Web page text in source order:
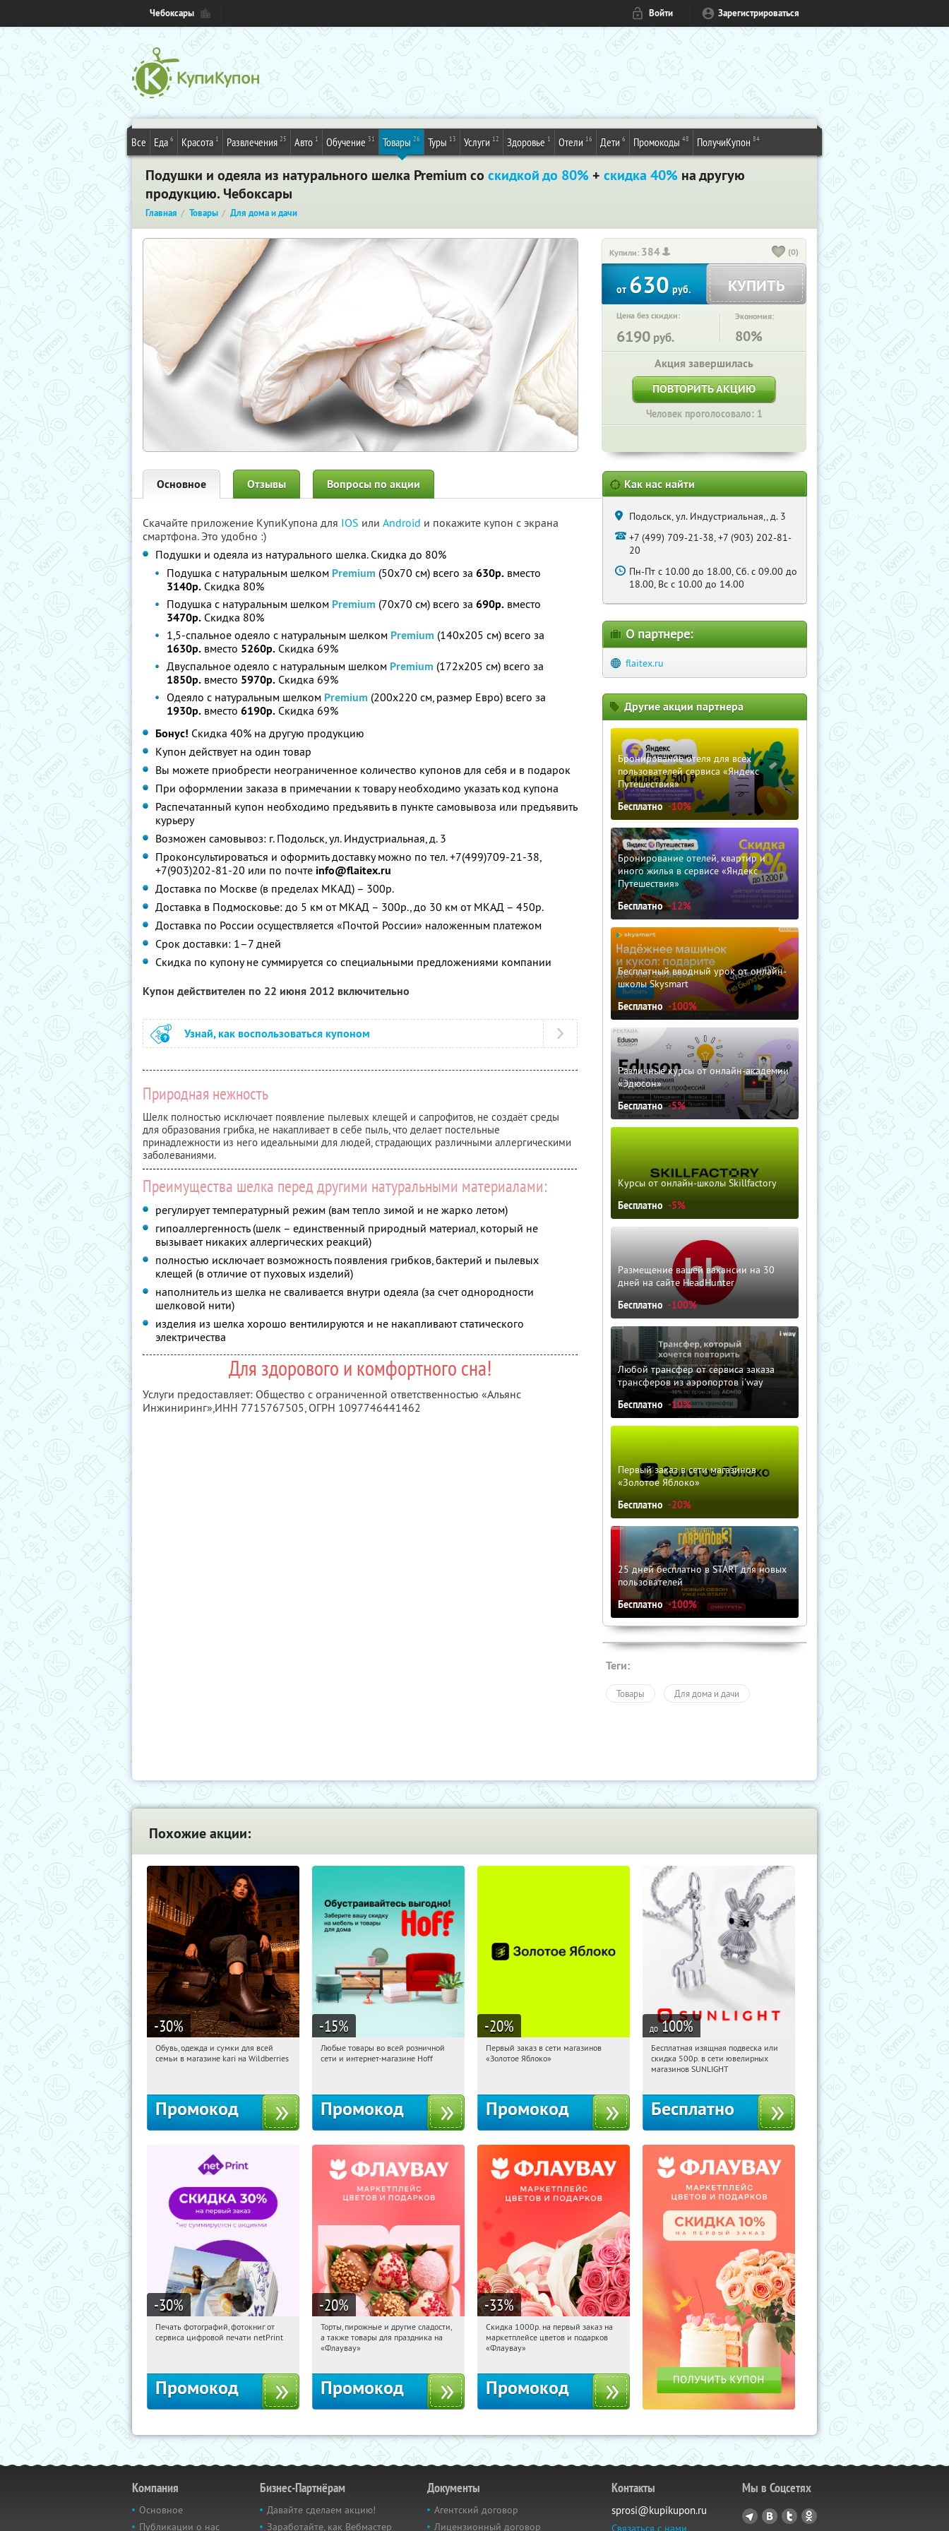
Чебоксары Войти Зарегистрироваться
Все Еда 6 Красота 1 Развлечения 25 Авто 1 Обучение 31 Товары 26 Туры 13 Услуги 12 Здоровье 1 Отели 16 Дети 6 Промокоды 48 ПолучиКупон 84
Подушки и одеяла из натурального шелка Premium со скидкой до 80%+ скидка 40% на другую
продукцию. Чебоксары
Главная Товары Для дома и дачи
Купили: 384 (0)
от630руб. КУПИТЬ
Цена без скидки:
6190 руб.
Экономия:
80%
Акция завершилась
ПОВТОРИТЬ АКЦИЮ
Человек проголосовало: 1
Основное Отзывы Вопросы по акции
Скачайте приложение КупиКупона для IOS или Android и покажите купон с экрана
смартфона. Это удобно :)
Подушки и одеяла из натурального шелка. Скидка до 80%
Подушка с натуральным шелком Premium (50х70 см) всего за 630р. вместо
3140р. Скидка 80%
Подушка с натуральным шелком Premium (70х70 см) всего за 690р. вместо
3470р. Скидка 80%
1,5-спальное одеяло с натуральным шелком Premium (140х205 см) всего за
1630р. вместо 5260р. Скидка 69%
Двуспальное одеяло с натуральным шелком Premium (172х205 см) всего за
1850р. вместо 5970р. Скидка 69%
Одеяло с натуральным шелком Premium (200х220 см, размер Евро) всего за
1930р. вместо 6190р. Скидка 69%
Бонус! Скидка 40% на другую продукцию
Купон действует на один товар
Вы можете приобрести неограниченное количество купонов для себя и в подарок
При оформлении заказа в примечании к товару необходимо указать код купона
Распечатанный купон необходимо предъявить в пункте самовывоза или предъявить
курьеру
Возможен самовывоз: г. Подольск, ул. Индустриальная, д. 3
Проконсультироваться и оформить доставку можно по тел. +7(499)709-21-38,
+7(903)202-81-20 или по почте info@flaitex.ru
Доставка по Москве (в пределах МКАД) – 300р.
Доставка в Подмосковье: до 5 км от МКАД – 300р., до 30 км от МКАД – 450р.
Доставка по России осуществляется «Почтой России» наложенным платежом
Срок доставки: 1–7 дней
Скидка по купону не суммируется со специальными предложениями компании
Купон действителен по 22 июня 2012 включительно
Узнай, как воспользоваться купоном
Природная нежность
Шелк полностью исключает появление пылевых клещей и сапрофитов, не создаёт среды
для образования грибка, не накапливает в себе пыль, что делает постельные
принадлежности из него идеальными для людей, страдающих различными аллергическими
заболеваниями.
Преимущества шелка перед другими натуральными материалами:
регулирует температурный режим (вам тепло зимой и не жарко летом)
гипоаллергенность (шелк – единственный природный материал, который не
вызывает никаких аллергических реакций)
полностью исключает возможность появления грибков, бактерий и пылевых
клещей (в отличие от пуховых изделий)
наполнитель из шелка не сваливается внутри одеяла (за счет однородности
шелковой нити)
изделия из шелка хорошо вентилируются и не накапливают статического
электричества
Для здорового и комфортного сна!
Услуги предоставляет: Общество с ограниченной ответственностью «Альянс
Инжиниринг»,ИНН 7715767505, ОГРН 1097746441462
Как нас найти
Подольск, ул. Индустриальная,, д. 3
+7 (499) 709-21-38, +7 (903) 202-81-
20
Пн-Пт с 10.00 до 18.00, Сб. с 09.00 до
18.00, Вс с 10.00 до 14.00
О партнере:
flaitex.ru
Другие акции партнера
Бронирование отеля для всех
пользователей сервиса «Яндекс
Путешествия»
Бесплатно -10%
Бронирование отелей, квартир и
иного жилья в сервисе «Яндекс
Путешествия»
Бесплатно -12%
Бесплатный вводный урок от онлайн-
школы Skysmart
Бесплатно -100%
Различные курсы от онлайн-академии
«Эдюсон»
Бесплатно -5%
Курсы от онлайн-школы Skillfactory
Бесплатно -5%
Размещение вашей вакансии на 30
дней на сайте HeadHunter
Бесплатно -100%
Любой трансфер от сервиса заказа
трансферов из аэропортов i'way
Бесплатно -10%
Первый заказ в сети магазинов
«Золотое Яблоко»
Бесплатно -20%
25 дней бесплатно в START для новых
пользователей
Бесплатно -100%
Теги:
Товары Для дома и дачи
Похожие акции:
-30%
12:31:33 Получили:
Обувь, одежда и сумки для всей
семьи в магазине kari на Wildberries
Промокод
-15%
12:31:33 Получили:
Любые товары во всей розничной
сети и интернет-магазине Hoff
Промокод
-20%
12:31:33
Получи первым!
Первый заказ в сети магазинов
«Золотое Яблоко»
Промокод
до 100%
12:31:33 Получили:
Россия
Бесплатная изящная подвеска или
скидка 500р. в сети ювелирных
магазинов SUNLIGHT
Бесплатно
-30%
12:31:33 Получили:
Печать фотографий, фотокниг от
сервиса цифровой печати netPrint
Промокод
-20%
12:31:33 Получили:
Россия
Торты, пирожные и другие сладости,
а также товары для праздника на
«Флаувау»
Промокод
-33%
12:31:33 Получили:
Россия
Скидка 1000р. на первый заказ на
маркетплейсе цветов и подарков
«Флаувау»
Промокод
Компания
Основное
Публикации о нас
Бизнес-Партнёрам
Давайте сделаем акцию!
Заработайте, как Вебмастер
Документы
Агентский договор
Лицензионный договор
Контакты
sprosi@kupikupon.ru
Связаться с нами
Мы в Соцсетях